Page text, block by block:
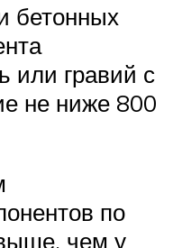
бетонных
или гравий с
не ниже 800
по
чем у